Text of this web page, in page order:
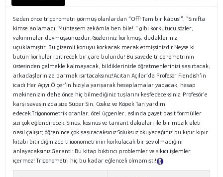
Sizden önce trigonometri görmüş olanlardan “Off! Tam bir kâbus!”, “Sınıfta
kimse anlamadı! Muhteşem zekâmla ben bile!..” gibi korkutucu sözler,
yakınmalar duymuşsunuzdur. Gözleriniz korkmuş, dudaklarınız
uçuklamıştır. Bu gizemli konuyu korkarak merak etmişsinizdir.Neyse ki
bütün korkuları bitirecek bir çare bulundu! Bu sayede trigonometrinin
üstesinden gelmekle kalmayacak, bildiklerinizle öğretmenlerinizi şaşırtacak,
arkadaşlarınıza parmak ısırtacaksınız!Acıtan Açılar’da Profesör Fiendish’in
icadı Her Açıyı Ölçer’in hızıyla yarışarak hesaplamalar yapacak, hesap
makinenizin daha önce hiç bilmediğiniz tuşlarını keşfedeceksiniz. Profesör’e
karşı savaşınızda size Süper Sin, Coskız ve Köpek Tan yardım
edecek.Trigonometrik oranlar, özel üçgenler, aslında gayet basit formüller
sizi çok eğlendirecek. Sinüs, kosinüs ve tanjant dalgaları ile bir müzik aleti
nasıl çalışır; öğrenince çok şaşıracaksınız.Soluksuz okuyacağınız bu kıpır kıpır
kitabı bitirdiğinizde trigonometrinin korkulacak bir şey olmadığını
anlayacaksınız.Garanti: Bu kitap bıktırıcı problemler ve sıkıcı işlemler
içermez! Trigonometri hiç bu kadar eğlenceli olmamıştı!